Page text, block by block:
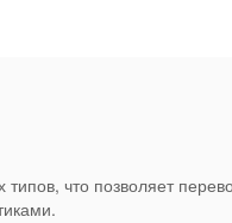
что позволяет